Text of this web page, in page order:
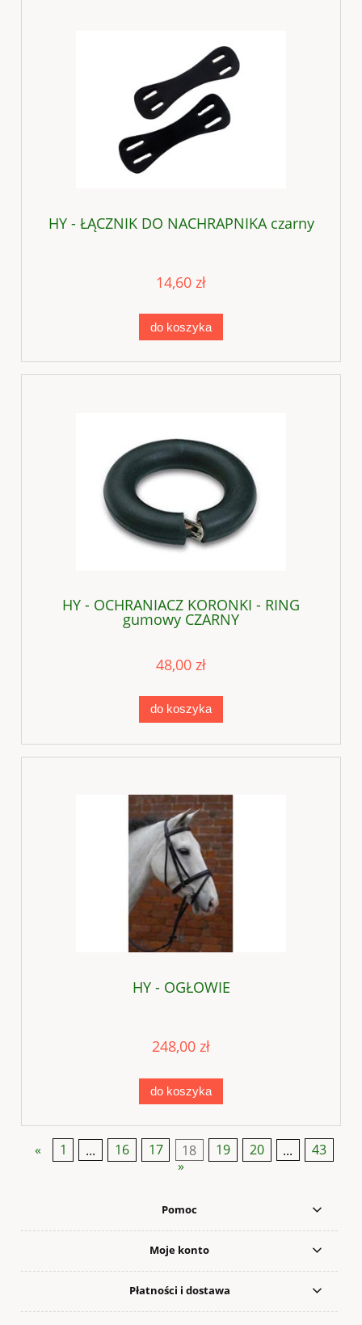
HY - ŁĄCZNIK DO NACHRAPNIKA czarny
14,60 zł
do koszyka
HY - OCHRANIACZ KORONKI - RING
gumowy CZARNY
48,00 zł
do koszyka
HY - OGŁOWIE
248,00 zł
do koszyka
« 1 ... 16 17 18 19 20 ...
43
»
Pomoc
Moje konto
Płatności i dostawa